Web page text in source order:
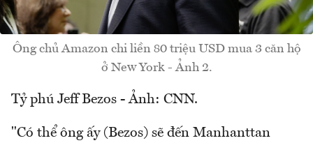
Ông chủ Amazon chi liền 80 triệu USD mua 3 căn hộ
ở New York - Ảnh 2.
Tỷ phú Jeff Bezos - Ảnh: CNN.
"Có thể ông ấy (Bezos) sẽ đến Manhanttan